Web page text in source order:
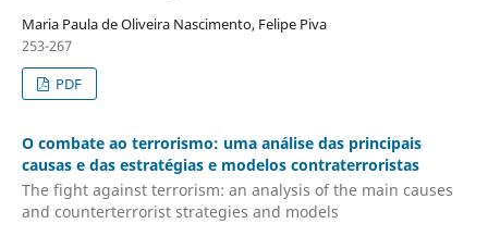
Maria Paula de Oliveira Nascimento, Felipe Piva
253-267
PDF
O combate ao terrorismo: uma análise das principais
causas e das estratégias e modelos contraterroristas
The fight against terrorism: an analysis of the main causes
and counterterrorist strategies and models